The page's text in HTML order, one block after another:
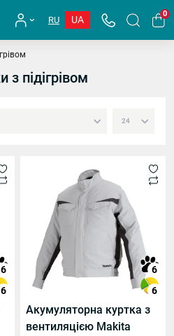
RU UA
0
з підігрівом
6
6
6
6
Акумуляторна куртка з
вентиляцією Makita